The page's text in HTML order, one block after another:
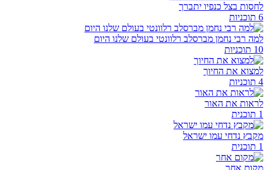
לחסות בצל כנפיו יתברך
6 תוכניות
למה רבי נחמן מברסלב רלוונטי בעולם שלנו היום
10 תוכניות
למצוא את החיוך
4 תוכניות
לראות את האור
1 תוכנית
מקבץ נדחי עמו ישראל
1 תוכנית
מקום אחר